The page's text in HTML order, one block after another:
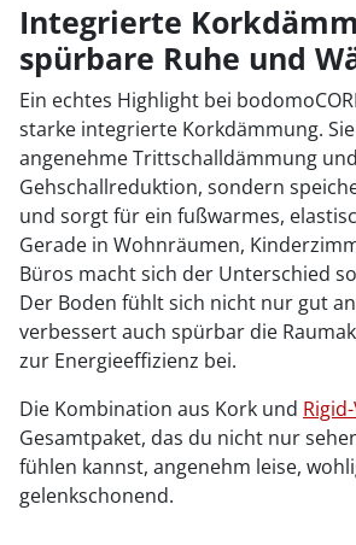
Integrierte
spürbare Ruhe und
Ein echtes Highlight bei
starke integrierte Korkdämmung.
angenehme Trittschalldämmung und
Gehschallreduktion, sondern
und sorgt für ein fußwarmes,
Gerade in Wohnräumen,
Büros macht sich der Unterschied
Der Boden fühlt sich nicht nur gut
verbessert auch spürbar die
zur Energieeffizienz bei.
Die Kombination aus Kork und
Gesamtpaket, das du nicht nur
fühlen kannst, angenehm leise,
gelenkschonend.